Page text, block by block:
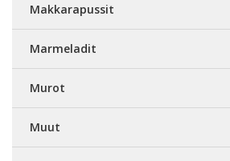
Makkarapussit
Marmeladit
Murot
Muut